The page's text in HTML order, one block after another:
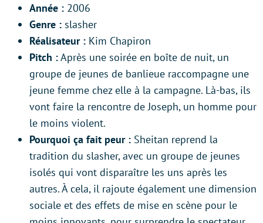
Année : 2006
Genre : slasher
Réalisateur : Kim Chapiron
Pitch :Après une soirée en boîte de nuit, un
groupe de jeunes de banlieue raccompagne une
jeune femme chez elle à la campagne. Là-bas, ils
vont faire la rencontre de Joseph, un homme pour
le moins violent.
Pourquoi ça fait peur : Sheitan reprend la
tradition du slasher, avec un groupe de jeunes
isolés qui vont disparaître les uns après les
autres. À cela, il rajoute également une dimension
sociale et des effets de mise en scène pour le